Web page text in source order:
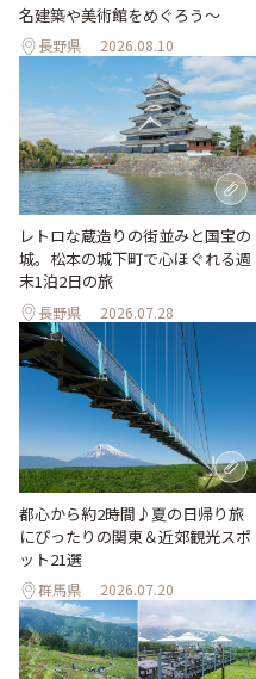
名建築や美術館をめぐろう～
長野県 2026.08.10
レトロな蔵造りの街並みと国宝の
城。松本の城下町で心ほぐれる週
末1泊2日の旅
長野県 2026.07.28
都心から約2時間♪夏の日帰り旅
にぴったりの関東＆近郊観光スポ
ット21選
群馬県 2026.07.20